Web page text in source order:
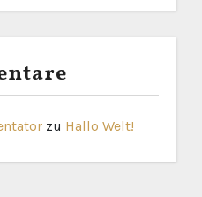
zu Hallo Welt!